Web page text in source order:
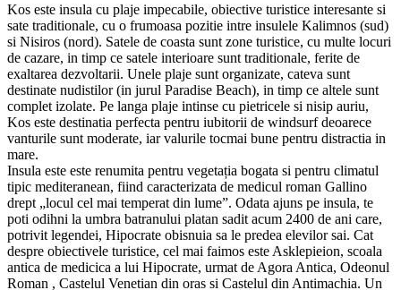
Kos este insula cu plaje impecabile, obiective turistice interesante si
sate traditionale, cu o frumoasa pozitie intre insulele Kalimnos (sud)
si Nisiros (nord). Satele de coasta sunt zone turistice, cu multe locuri
de cazare, in timp ce satele interioare sunt traditionale, ferite de
exaltarea dezvoltarii. Unele plaje sunt organizate, cateva sunt
destinate nudistilor (in jurul Paradise Beach), in timp ce altele sunt
complet izolate. Pe langa plaje intinse cu pietricele si nisip auriu,
Kos este destinatia perfecta pentru iubitorii de windsurf deoarece
vanturile sunt moderate, iar valurile tocmai bune pentru distractia in
mare.
Insula este este renumita pentru vegetația bogata si pentru climatul
tipic mediteranean, fiind caracterizata de medicul roman Gallino
drept „locul cel mai temperat din lume”. Odata ajuns pe insula, te
poti odihni la umbra batranului platan sadit acum 2400 de ani care,
potrivit legendei, Hipocrate obisnuia sa le predea elevilor sai. Cat
despre obiectivele turistice, cel mai faimos este Asklepieion, scoala
antica de medicica a lui Hipocrate, urmat de Agora Antica, Odeonul
Roman , Castelul Venetian din oras si Castelul din Antimachia. Un